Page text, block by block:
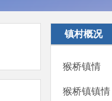
镇村概况
猴桥镇情
猴桥镇镇情